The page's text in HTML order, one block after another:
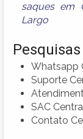
saques em
Largo
Whatsapp
Suporte
SAC
Contato